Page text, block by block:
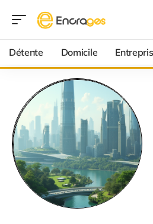
Détente Domicile